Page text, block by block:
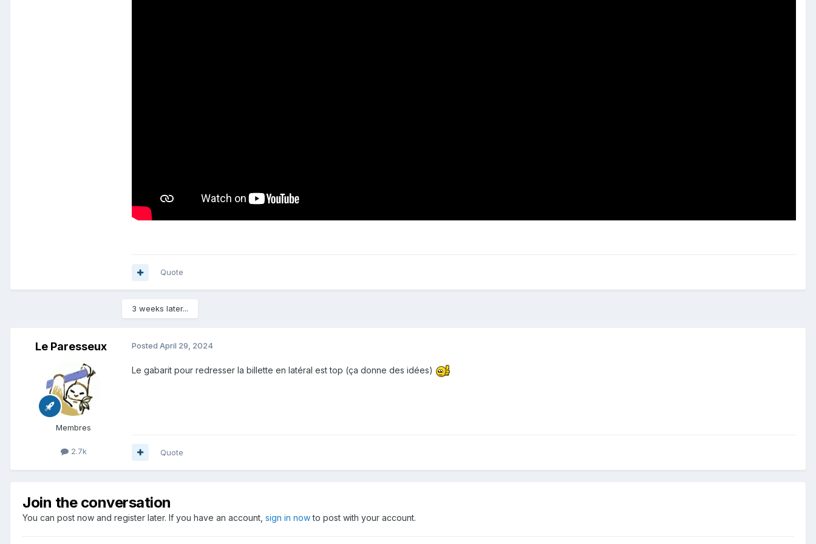
Quote
3 weeks later...
Le Paresseux
Membres
2.7k
Posted April 29, 2024
Le gabarit pour redresser la billette en latéral est top (ça donne des idées)
Quote
Join the conversation
You can post now and register later. If you have an account, sign in nowto post with your account.